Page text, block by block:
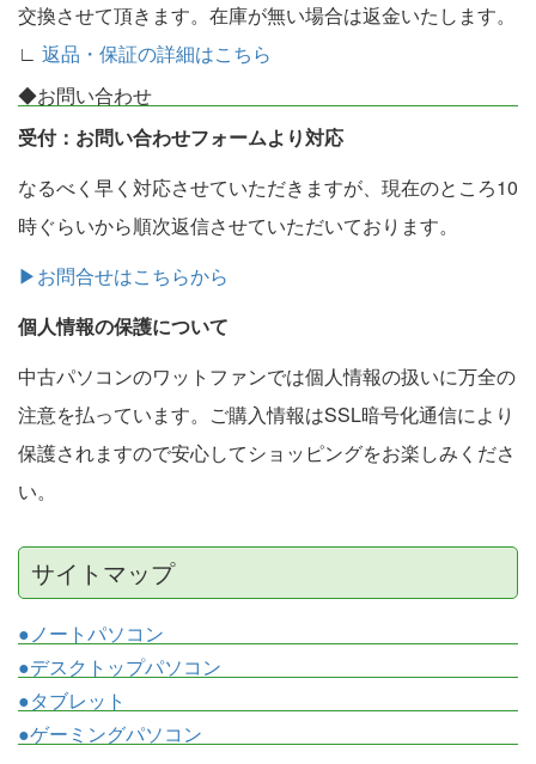
交換させて頂きます。在庫が無い場合は返金いたします。
∟ 返品・保証の詳細はこちら
◆お問い合わせ
受付：お問い合わせフォームより対応
なるべく早く対応させていただきますが、現在のところ10
時ぐらいから順次返信させていただいております。
▶お問合せはこちらから
個人情報の保護について
中古パソコンのワットファンでは個人情報の扱いに万全の
注意を払っています。ご購入情報はSSL暗号化通信により
保護されますので安心してショッピングをお楽しみくださ
い。
サイトマップ
●ノートパソコン
●デスクトップパソコン
●タブレット
●ゲーミングパソコン